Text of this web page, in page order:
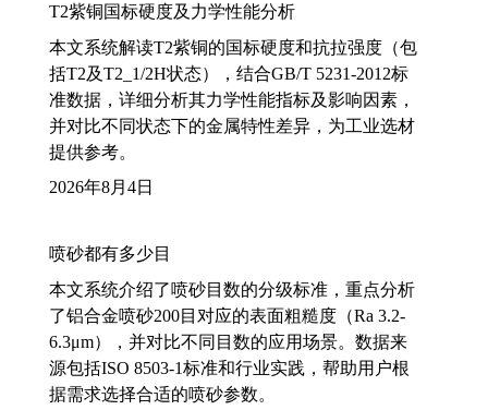
T2紫铜国标硬度及力学性能分析
本文系统解读T2紫铜的国标硬度和抗拉强度（包
括T2及T2_1/2H状态），结合GB/T 5231-2012标
准数据，详细分析其力学性能指标及影响因素，
并对比不同状态下的金属特性差异，为工业选材
提供参考。
2026年8月4日
喷砂都有多少目
本文系统介绍了喷砂目数的分级标准，重点分析
了铝合金喷砂200目对应的表面粗糙度（Ra 3.2-
6.3μm），并对比不同目数的应用场景。数据来
源包括ISO 8503-1标准和行业实践，帮助用户根
据需求选择合适的喷砂参数。